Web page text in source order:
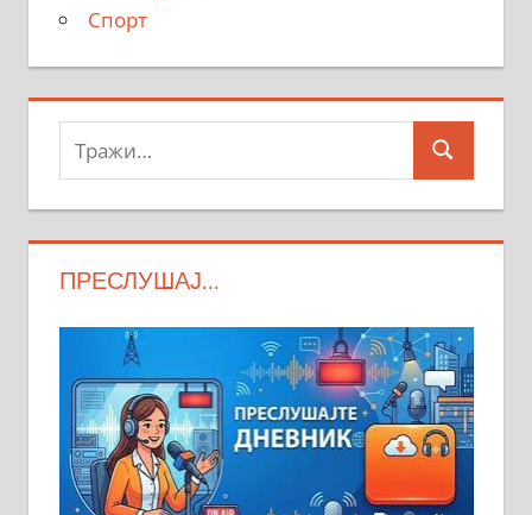
Спорт
Тражи:
Search
ПРЕСЛУШАЈ…